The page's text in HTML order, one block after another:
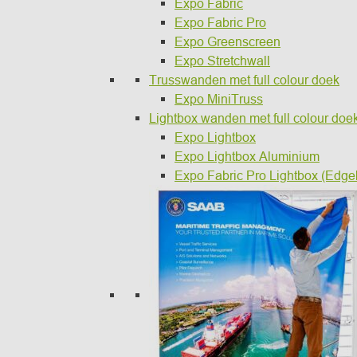
Expo Fabric
Expo Fabric Pro
Expo Greenscreen
Expo Stretchwall
Trusswanden met full colour doek
Expo MiniTruss
Lightbox wanden met full colour
Expo Lightbox
Expo Lightbox Aluminium
Expo Fabric Pro Lightbox